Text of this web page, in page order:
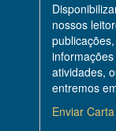
nossos
atividades,
entremos
Enviar Carta